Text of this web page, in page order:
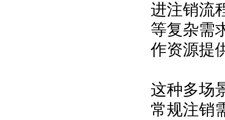
进注销流
等复杂需
作资源提
这种多场
常规注销